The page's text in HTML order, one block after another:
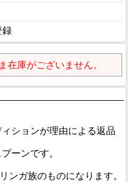
録
在庫がございません。
ションが理由による返品
ーンです。
ンガ族のものになります。